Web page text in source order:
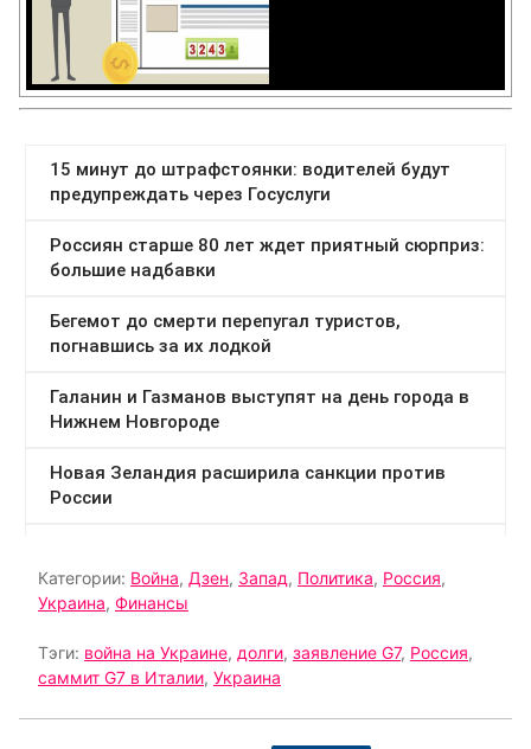
Категории: Война, Дзен, Запад, Политика, Россия,
Украина, Финансы
Тэги: война на Украине, долги, заявление G7, Россия,
саммит G7 в Италии, Украина